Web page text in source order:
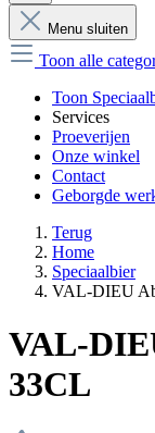
Menu sluiten
Toon alle
Toon
Services
Proeverijen
Onze winkel
Contact
Geborgde
Terug
Home
Speciaalbier
VAL-DIEU
VAL-
33CL